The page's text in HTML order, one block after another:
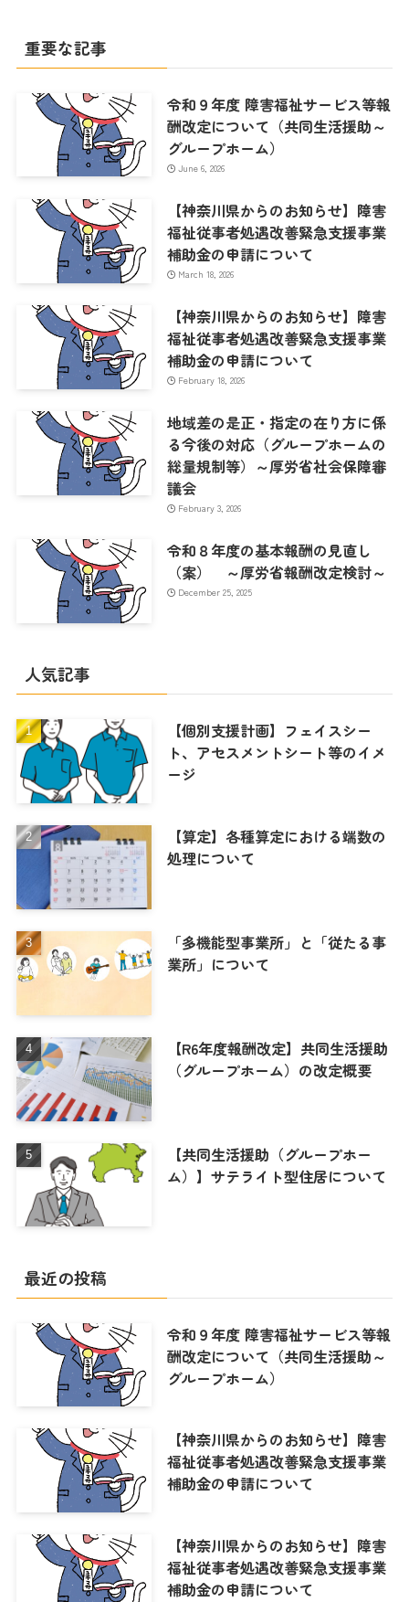
重要な記事
令和９年度 障害福祉サービス等報
酬改定について（共同生活援助～
グループホーム）
June 6, 2026
【神奈川県からのお知らせ】障害
福祉従事者処遇改善緊急支援事業
補助金の申請について
March 18, 2026
【神奈川県からのお知らせ】障害
福祉従事者処遇改善緊急支援事業
補助金の申請について
February 18, 2026
地域差の是正・指定の在り方に係
る今後の対応（グループホームの
総量規制等）～厚労省社会保障審
議会
February 3, 2026
令和８年度の基本報酬の見直し
（案） ～厚労省報酬改定検討～
December 25, 2025
人気記事
【個別支援計画】フェイスシー
ト、アセスメントシート等のイメ
ージ
【算定】各種算定における端数の
処理について
「多機能型事業所」と「従たる事
業所」について
【R6年度報酬改定】共同生活援助
（グループホーム）の改定概要
【共同生活援助（グループホー
ム）】サテライト型住居について
最近の投稿
令和９年度 障害福祉サービス等報
酬改定について（共同生活援助～
グループホーム）
【神奈川県からのお知らせ】障害
福祉従事者処遇改善緊急支援事業
補助金の申請について
【神奈川県からのお知らせ】障害
福祉従事者処遇改善緊急支援事業
補助金の申請について